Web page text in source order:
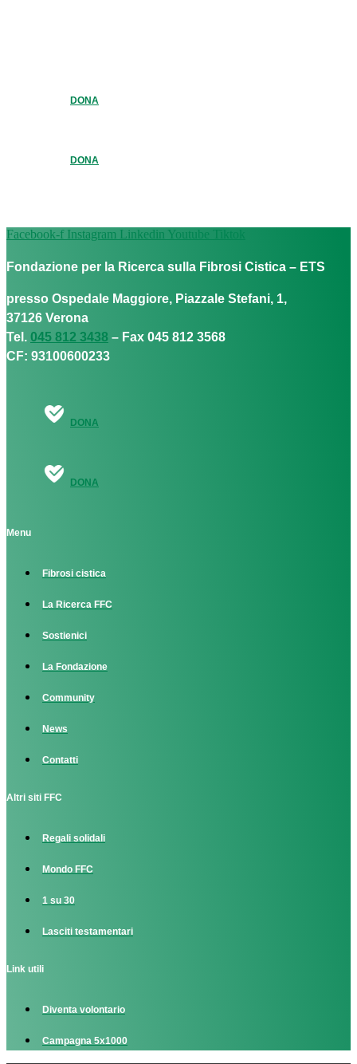
DONA
DONA
Facebook-f Instagram Linkedin Youtube Tiktok
Fondazione per la Ricerca sulla Fibrosi Cistica – ETS
presso Ospedale Maggiore, Piazzale Stefani, 1,
37126 Verona
Tel. 045 812 3438 – Fax 045 812 3568
CF: 93100600233
DONA
DONA
Menu
Fibrosi cistica
La Ricerca FFC
Sostienici
La Fondazione
Community
News
Contatti
Altri siti FFC
Regali solidali
Mondo FFC
1 su 30
Lasciti testamentari
Link utili
Diventa volontario
Campagna 5x1000